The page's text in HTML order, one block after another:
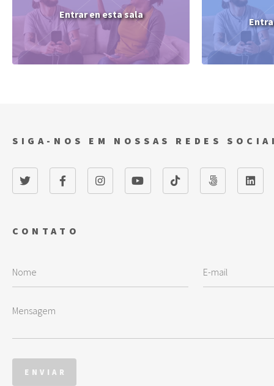
Entrar en esta sala
CONTATO
SIGA-NOS EM NOSSAS REDES